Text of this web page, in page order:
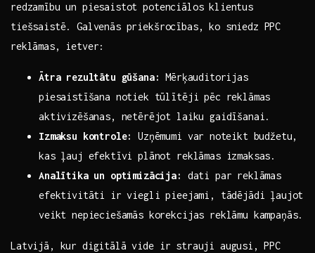
redzamību ‍un piesaistot potenciālos klientus‌
tiešsaistē. Galvenās priekšrocības, ko sniedz PPC
reklāmas, ietver:
Ātra rezultātu gūšana: ⁤Mērķauditorijas
piesaistīšana notiek tūlītēji pēc reklāmas
aktivizēšanas, ​netērējot laiku gaidīšanai.
Izmaksu kontrole:
Uzņēmumi var ⁢noteikt budžetu,
kas ļauj efektīvi plānot reklāmas izmaksas.
Analītika un optimizācija:
dati par ​reklāmas
efektivitāti ir viegli pieejami, tādējādi ļaujot
veikt nepieciešamās korekcijas reklāmu kampaņās.
Latvijā, kur digitālā vide ‌ir strauji augusi,⁤ PPC